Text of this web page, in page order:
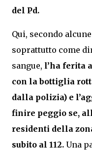
del Pd.
Qui, secondo
soprattutto come
sangue, l’ha ferita
con la bottiglia
dalla polizia) e
finire peggio se,
residenti della
subito al 112. Una